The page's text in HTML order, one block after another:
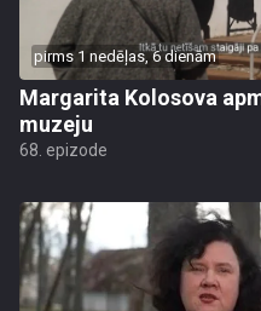
pirms 1 nedēļas, 6 dienām
Margarita Kolosova
muzeju
68. epizode